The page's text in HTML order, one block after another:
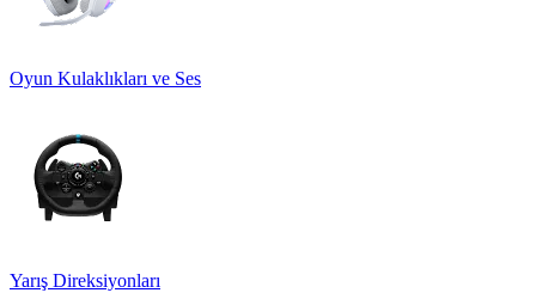
Oyun Kulaklıkları ve Ses
Yarış Direksiyonları